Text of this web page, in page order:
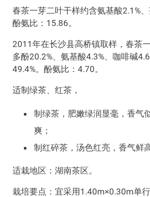
春茶一芽二叶干样约含氨基酸2.1%、
酚氨比：15.86。
2011年在长沙县高桥镇取样，春茶
多酚20.2%、氨基酸4.3%、咖啡碱
49.4%。酚氨比：4.70。
适制绿茶、红茶，
制绿茶，肥嫩绿润显毫，香气
爽；
制红碎茶，汤色红亮，香气鲜
适栽地区：湖南茶区。
栽培要点：宜采用1.40m×0.30m单